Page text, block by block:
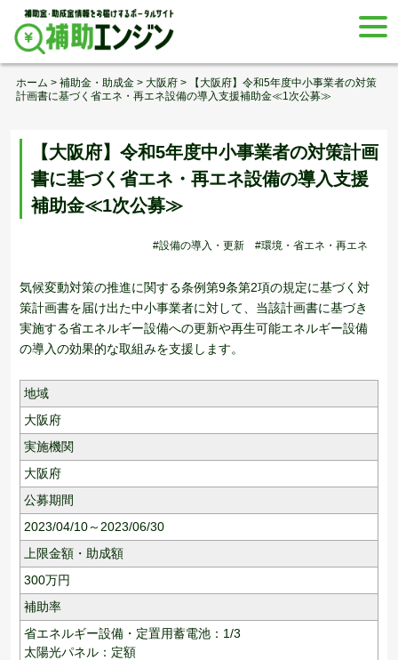
Skip
content
ホーム > 補助金・助成金 > 大阪府 >
【大阪府】令和5年度中小事業者の対策
計画書に基づく省エネ・再エネ設備の導入支援補助金≪1次公募≫
【大阪府】令和5年度中小事業者の対策計画
書に基づく省エネ・再エネ設備の導入支援
補助金≪1次公募≫
#設備の導入・更新 #環境・省エネ・再エネ
気候変動対策の推進に関する条例第9条第2項の規定に基づく対
策計画書を届け出た中小事業者に対して、当該計画書に基づき
実施する省エネルギー設備への更新や再生可能エネルギー設備
の導入の効果的な取組みを支援します。
地域
大阪府
実施機関
大阪府
公募期間
2023/04/10～2023/06/30
上限金額・助成額
300万円
補助率
省エネルギー設備・定置用蓄電池：1/3
太陽光パネル：定額